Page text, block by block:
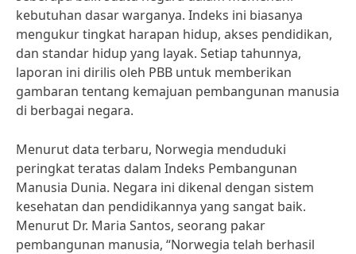
kebutuhan dasar warganya. Indeks ini biasanya
mengukur tingkat harapan hidup, akses pendidikan,
dan standar hidup yang layak. Setiap tahunnya,
laporan ini dirilis oleh PBB untuk memberikan
gambaran tentang kemajuan pembangunan manusia
di berbagai negara.
Menurut data terbaru, Norwegia menduduki
peringkat teratas dalam Indeks Pembangunan
Manusia Dunia. Negara ini dikenal dengan sistem
kesehatan dan pendidikannya yang sangat baik.
Menurut Dr. Maria Santos, seorang pakar
pembangunan manusia, “Norwegia telah berhasil